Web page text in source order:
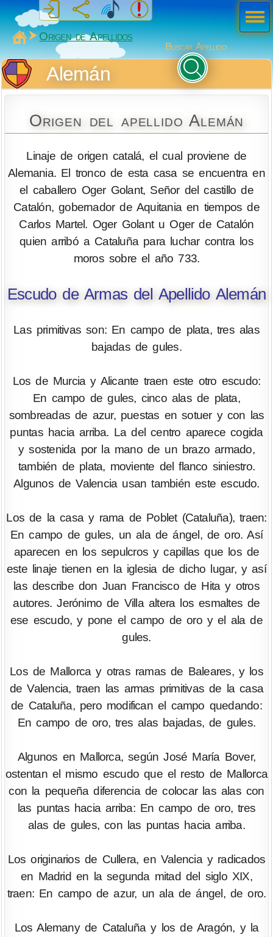
MiSabueso
Origen de Apellidos
Buscar Apellido
Alemán
Origen del apellido Alemán
Linaje de origen catalá, el cual proviene de
Alemania. El tronco de esta casa se encuentra en
el caballero Oger Golant, Señor del castillo de
Catalón, gobernador de Aquitania en tiempos de
Carlos Martel. Oger Golant u Oger de Catalón
quien arribó a Cataluña para luchar contra los
moros sobre el año 733.
Escudo de Armas del Apellido Alemán
Las primitivas son: En campo de plata, tres alas
bajadas de gules.
Los de Murcia y Alicante traen este otro escudo:
En campo de gules, cinco alas de plata,
sombreadas de azur, puestas en sotuer y con las
puntas hacia arriba. La del centro aparece cogida
y sostenida por la mano de un brazo armado,
también de plata, moviente del flanco siniestro.
Algunos de Valencia usan también este escudo.
Los de la casa y rama de Poblet (Cataluña), traen:
En campo de gules, un ala de ángel, de oro. Así
aparecen en los sepulcros y capillas que los de
este linaje tienen en la iglesia de dicho lugar, y así
las describe don Juan Francisco de Hita y otros
autores. Jerónimo de Villa altera los esmaltes de
ese escudo, y pone el campo de oro y el ala de
gules.
Los de Mallorca y otras ramas de Baleares, y los
de Valencia, traen las armas primitivas de la casa
de Cataluña, pero modifican el campo quedando:
En campo de oro, tres alas bajadas, de gules.
Algunos en Mallorca, según José María Bover,
ostentan el mismo escudo que el resto de Mallorca
con la pequeña diferencia de colocar las alas con
las puntas hacia arriba: En campo de oro, tres
alas de gules, con las puntas hacia arriba.
Los originarios de Cullera, en Valencia y radicados
en Madrid en la segunda mitad del siglo XIX,
traen: En campo de azur, un ala de ángel, de oro.
Los Alemany de Cataluña y los de Aragón, y la
Men
ú